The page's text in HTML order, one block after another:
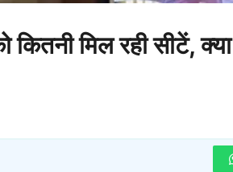
मिल रही सीटें, क्या